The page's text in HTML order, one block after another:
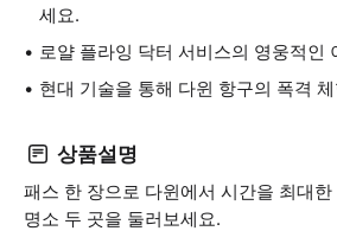
세요.
로얄 플라잉 닥터 서비스의 영웅적인
현대 기술을 통해 다윈 항구의 폭격
상품설명
패스 한 장으로 다윈에서 시간을 최대
명소 두 곳을 둘러보세요.